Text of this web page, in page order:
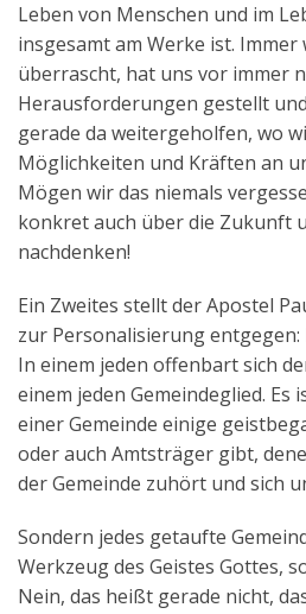
Leben von Menschen und im
insgesamt am Werke ist.
überrascht, hat uns vor immer
Herausforderungen gestellt
gerade da weitergeholfen, wo
Möglichkeiten und Kräften an
Mögen wir das niemals
konkret auch über die Zukunft
nachdenken!
Ein Zweites stellt der Apostel
zur Personalisierung
In einem jeden offenbart sich
einem jeden Gemeindeglied. Es
einer Gemeinde einige
oder auch Amtsträger gibt,
der Gemeinde zuhört und sich
Sondern jedes getaufte
Werkzeug des Geistes Gottes,
Nein, das heißt gerade nicht,